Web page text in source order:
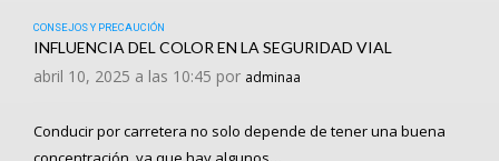
CONSEJOS Y PRECAUCIÓN
INFLUENCIA DEL COLOR EN LA SEGURIDAD VIAL
abril 10, 2025 a las 10:45 por adminaa
Conducir por carretera no solo depende de tener una buena